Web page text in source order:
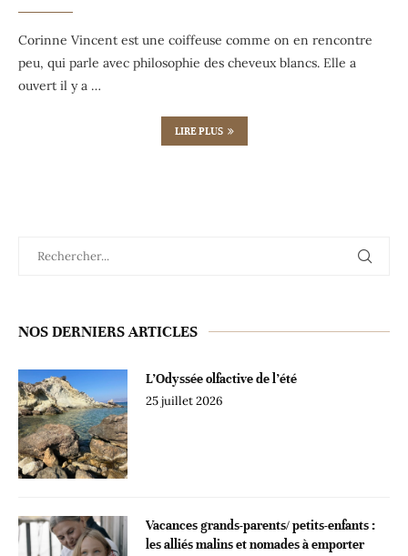
Corinne Vincent est une coiffeuse comme on en rencontre
peu, qui parle avec philosophie des cheveux blancs. Elle a
ouvert il y a …
LIRE PLUS
NOS DERNIERS ARTICLES
L’Odyssée olfactive de l’été
25 juillet 2026
Vacances grands-parents/ petits-enfants :
les alliés malins et nomades à emporter